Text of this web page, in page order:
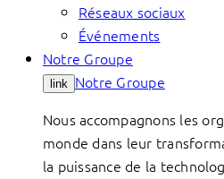
Réseaux sociaux
Événements
Notre Groupe
link Notre Groupe
Nous accompagnons les
monde dans leur
la puissance de la